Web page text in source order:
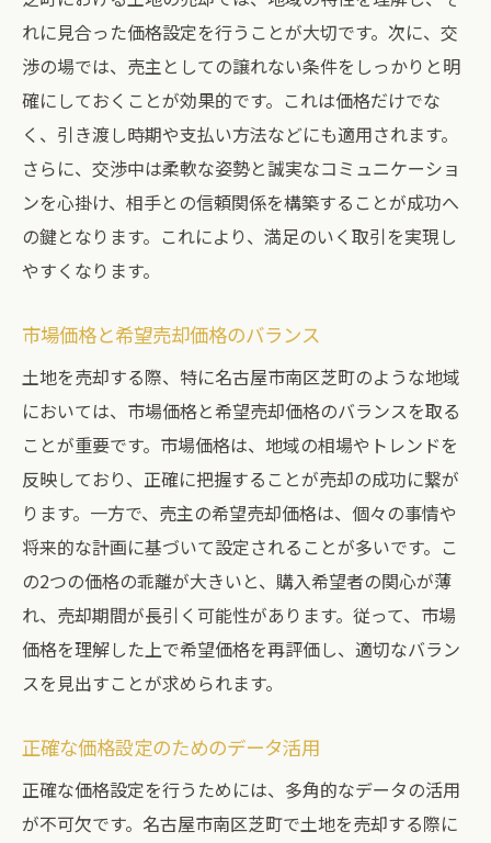
れに見合った価格設定を行うことが大切です。次に、交
渉の場では、売主としての譲れない条件をしっかりと明
確にしておくことが効果的です。これは価格だけでな
く、引き渡し時期や支払い方法などにも適用されます。
さらに、交渉中は柔軟な姿勢と誠実なコミュニケーショ
ンを心掛け、相手との信頼関係を構築することが成功へ
の鍵となります。これにより、満足のいく取引を実現し
やすくなります。
市場価格と希望売却価格のバランス
土地を売却する際、特に名古屋市南区芝町のような地域
においては、市場価格と希望売却価格のバランスを取る
ことが重要です。市場価格は、地域の相場やトレンドを
反映しており、正確に把握することが売却の成功に繋が
ります。一方で、売主の希望売却価格は、個々の事情や
将来的な計画に基づいて設定されることが多いです。こ
の2つの価格の乖離が大きいと、購入希望者の関心が薄
れ、売却期間が長引く可能性があります。従って、市場
価格を理解した上で希望価格を再評価し、適切なバラン
スを見出すことが求められます。
正確な価格設定のためのデータ活用
正確な価格設定を行うためには、多角的なデータの活用
が不可欠です。名古屋市南区芝町で土地を売却する際に